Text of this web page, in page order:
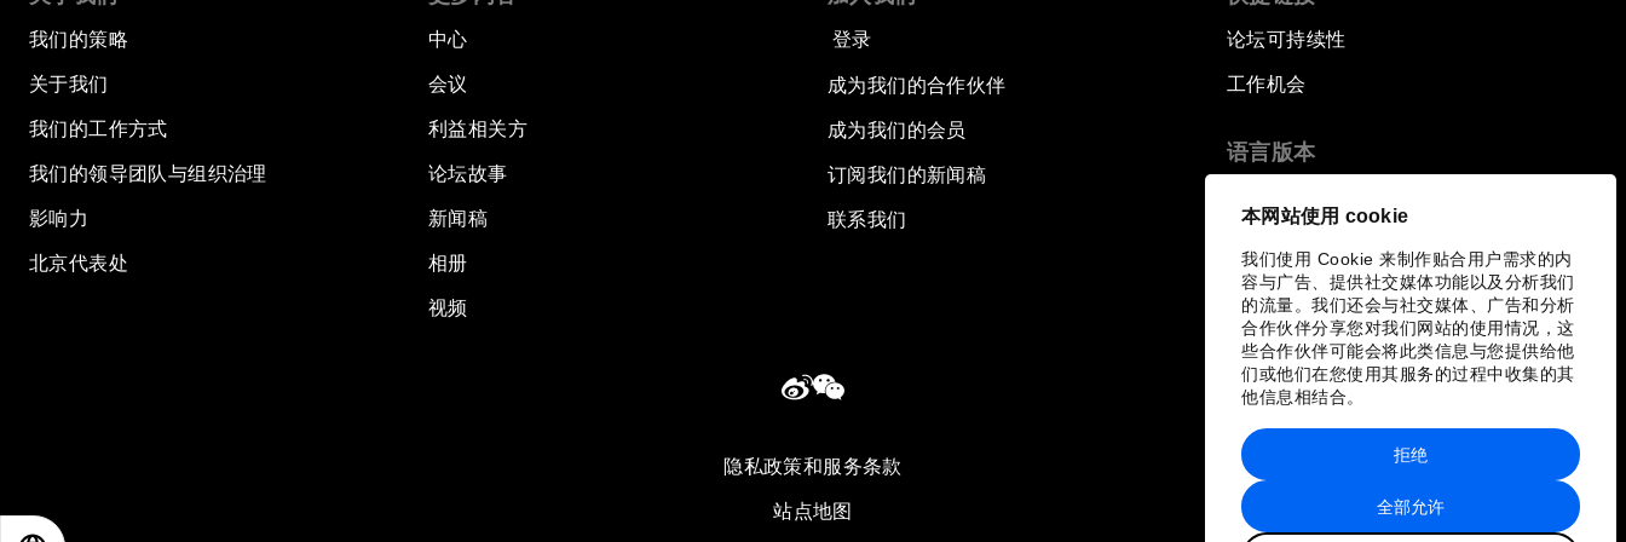
本网站使用 cookie
我们使用 Cookie 来制作贴合用户需求的内
容与广告、提供社交媒体功能以及分析我们
的流量。我们还会与社交媒体、广告和分析
合作伙伴分享您对我们网站的使用情况，这
些合作伙伴可能会将此类信息与您提供给他
们或他们在您使用其服务的过程中收集的其
他信息相结合。
全部允许
拒绝
我们的策略
关于我们
我们的工作方式
我们的领导团队与组织治理
影响力
北京代表处
中心
会议
利益相关方
论坛故事
新闻稿
相册
视频
登录
成为我们的合作伙伴
成为我们的会员
订阅我们的新闻稿
联系我们
论坛可持续性
工作机会
语言版本
隐私政策和服务条款
站点地图